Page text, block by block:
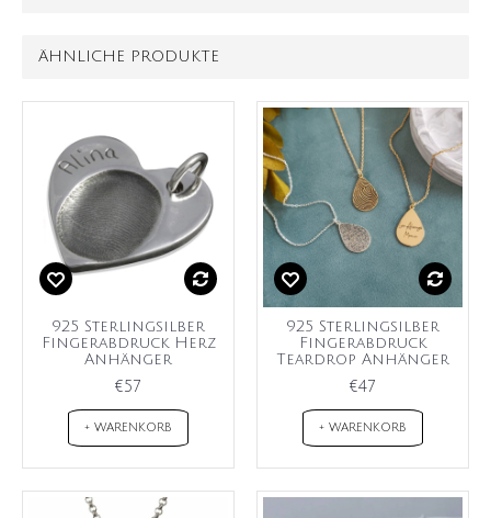
ÄHNLICHE PRODUKTE
925 Sterlingsilber
Fingerabdruck Herz
Anhänger
€57
+ WARENKORB
925 Sterlingsilber
Fingerabdruck
Teardrop Anhänger
€47
+ WARENKORB